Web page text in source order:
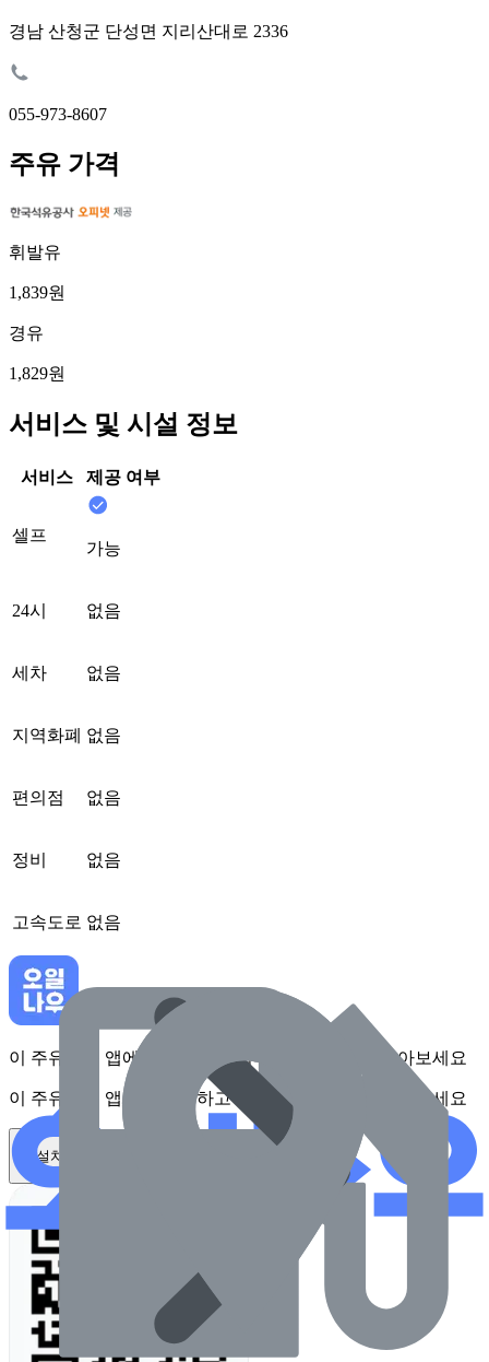
경남 산청군 단성면 지리산대로 2336
055-973-8607
주유 가격
휘발유
1,839원
경유
1,829원
서비스 및 시설 정보
서비스 제공 여부
셀프
가능
24시 없음
세차 없음
지역화폐 없음
편의점 없음
정비 없음
고속도로 없음
이 주유소를 앱에서 확인하고 최대 1만원 혜택을 받아보세요
이 주유소를 앱에서 확인하고 최대 1만원 혜택을 받아보세요
앱 설치하기